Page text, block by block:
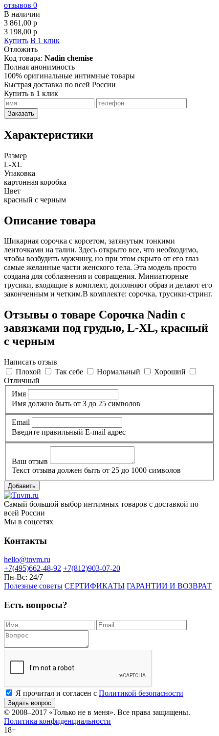
отзывов 0
В наличии
3 861,00 p
3 198,00 p
Купить В 1 клик
Отложить
Код товара: Nadin chemise
Полная анонимность
100% оригинальные интимные товары
Быстрая доставка по всей России
Купить в 1 клик
Заказать
Характеристики
Размер
L-XL
Упаковка
картонная коробка
Цвет
красный с черным
Описание товара
Шикарная сорочка с корсетом, затянутым тонкими
ленточками на талии. Здесь открыто все, что необходимо,
чтобы возбудить мужчину, но при этом скрыто от его глаз
самые желанные части женского тела. Эта модель просто
создана для соблазнения и совращения. Миниатюрные
трусики, входящие в комплект, дополняют образ и делают его
законченным и четким.В комплекте: сорочка, трусики-стринг.
Отзывы о товаре Сорочка Nadin с
завязками под грудью, L-XL, красный
с черным
Написать отзыв
Плохой
Так себе Нормальный
Хороший
Отличный
Имя
Имя должно быть от 3 до 25 символов
Email
Введите правильный E-mail адрес
Ваш отзыв
Текст отзыва должен быть от 25 до 1000 символов
Добавить
Самый большой выбор интимных товаров с доставкой по
всей России
Мы в соцсетях
Контакты
hello@tnvm.ru
+7(495)662-48-92 +7(812)903-07-20
Пн-Вс: 24/7
Полезные советы СЕРТИФИКАТЫ ГАРАНТИИ И ВОЗВРАТ
Есть вопросы?
Я прочитал и согласен с Политикой безопасности
Задать вопрос
© 2008–2017 «Только не в меня». Все права защищены.
Политика конфиденциальности
18+